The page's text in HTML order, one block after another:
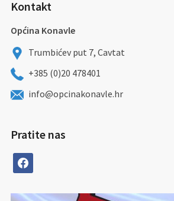
Kontakt
Općina Konavle
Trumbićev put 7, Cavtat
+385 (0)20 478401
info@opcinakonavle.hr
Pratite nas
facebook